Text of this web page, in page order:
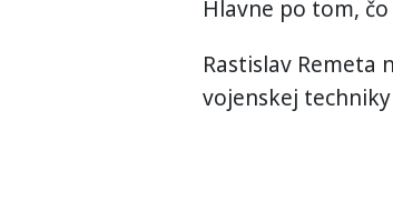
Hlavne po tom,
Rastislav Remeta
vojenskej